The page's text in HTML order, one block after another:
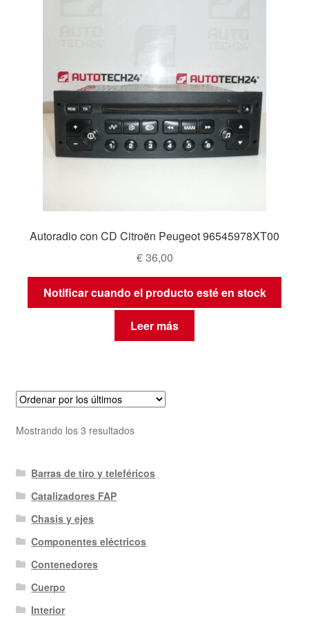
Autoradio con CD Citroën Peugeot 96545978XT00
€36,00
Notificar cuando el producto esté en stock
Leer más
Mostrando los 3 resultadosOrdenado
últimos
Barras de tiro y teleféricos
Catalizadores FAP
Chasis y ejes
Componentes eléctricos
Contenedores
Cuerpo
Interior